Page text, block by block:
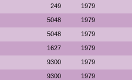
249 1979
5048 1979
5048 1979
1627 1979
9300 1979
9300 1979